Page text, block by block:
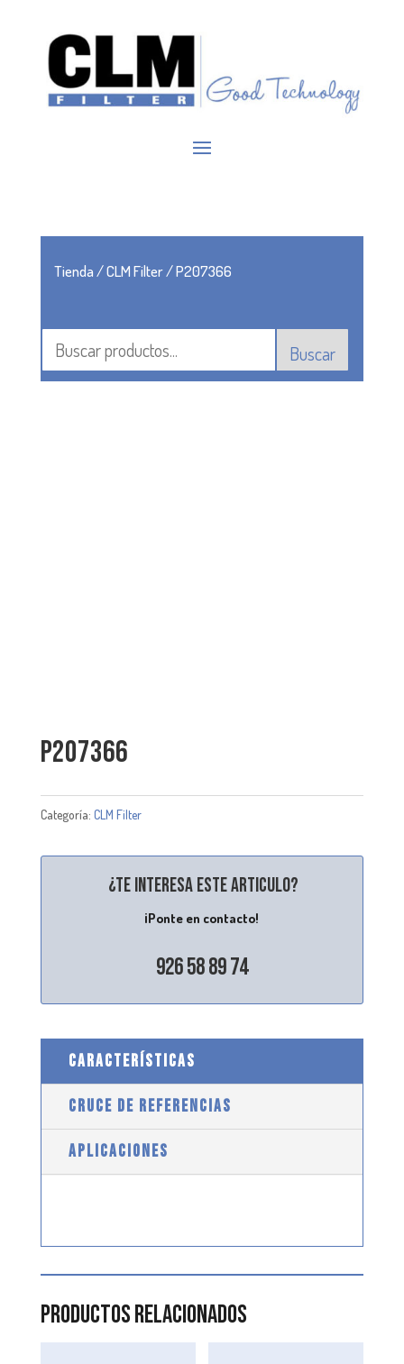
Tienda/CLM Filter/ P207366
Buscar
P207366
Categoría: CLM Filter
¿Te interesa este articulo?
¡Ponte en contacto!
926 58 89 74
CARACTERÍSTICAS
CRUCE DE REFERENCIAS
APLICACIONES
Productos relacionados